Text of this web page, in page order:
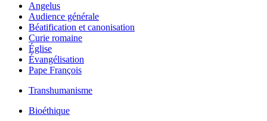
Angelus
Audience générale
Béatification et canonisation
Curie romaine
Église
Évangélisation
Pape François
Transhumanisme
Bioéthique